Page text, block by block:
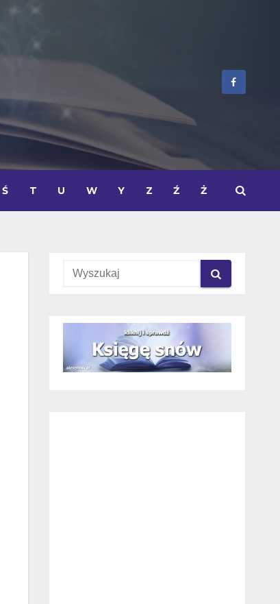
Ś T U W Y Z Ź Ż